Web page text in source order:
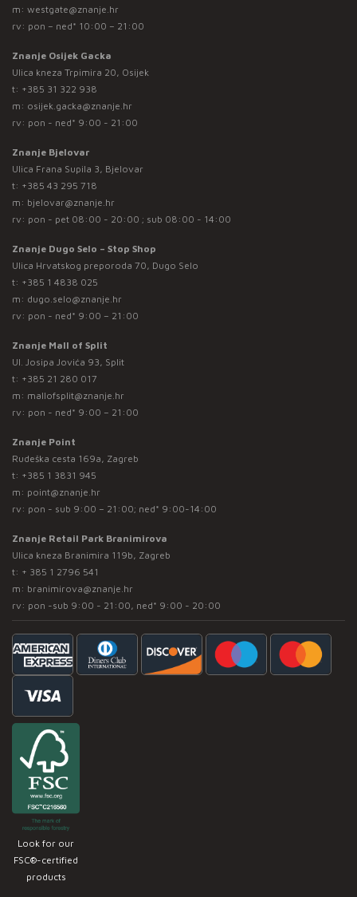
m: westgate@znanje.hr
rv: pon – ned* 10:00 – 21:00
Znanje Osijek Gacka
Ulica kneza Trpimira 20, Osijek
t: +385 31 322 938
m: osijek.gacka@znanje.hr
rv: pon - ned* 9:00 - 21:00
Znanje Bjelovar
Ulica Frana Supila 3, Bjelovar
t: +385 43 295 718
m: bjelovar@znanje.hr
rv: pon - pet 08:00 - 20:00 ; sub 08:00 - 14:00
Znanje Dugo Selo – Stop Shop
Ulica Hrvatskog preporoda 70, Dugo Selo
t: +385 1 4838 025
m: dugo.selo@znanje.hr
rv: pon - ned* 9:00 – 21:00
Znanje Mall of Split
Ul. Josipa Jovića 93, Split
t: +385 21 280 017
m: mallofsplit@znanje.hr
rv: pon - ned* 9:00 – 21:00
Znanje Point
Rudeška cesta 169a, Zagreb
t: +385 1 3831 945
m: point@znanje.hr
rv: pon - sub 9:00 – 21:00; ned* 9:00-14:00
Znanje Retail Park Branimirova
Ulica kneza Branimira 119b, Zagreb
t: + 385 1 2796 541
m: branimirova@znanje.hr
rv: pon -sub 9:00 - 21:00, ned* 9:00 - 20:00
Look for our
FSC®-certified
products